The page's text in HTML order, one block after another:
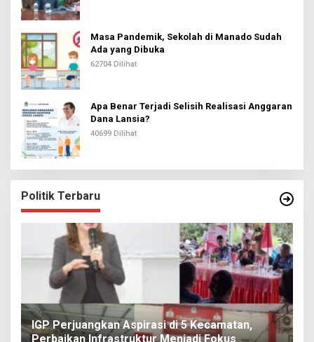
Masa Pandemik, Sekolah di Manado Sudah
Ada yang Dibuka
62704 Dilihat
Apa Benar Terjadi Selisih Realisasi Anggaran
Dana Lansia?
40699 Dilihat
Politik Terbaru
IGP Perjuangkan Aspirasi di 5 Kecamatan,
Perbaikan Infrastruktur Menjadi Fokus